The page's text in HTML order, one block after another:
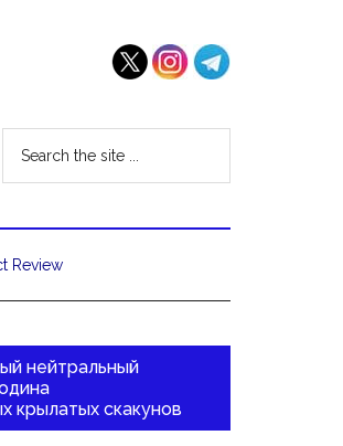
Review
нейтральный
крылатых скакунов